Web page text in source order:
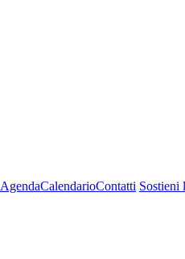
AgendaCalendarioContatti Sostieni